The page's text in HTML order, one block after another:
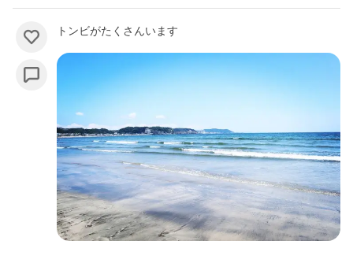
トンビがたくさんいます